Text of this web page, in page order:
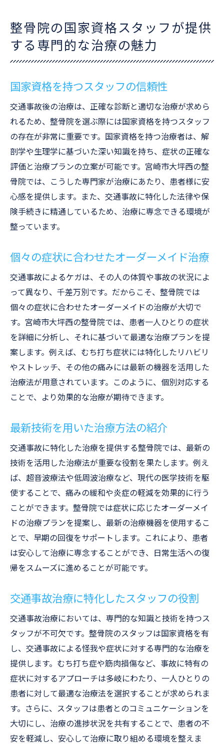
整骨院の国家資格スタッフが提供
する専門的な治療の魅力
国家資格を持つスタッフの信頼性
交通事故後の治療は、正確な診断と適切な治療が求めら
れるため、整骨院を選ぶ際には国家資格を持つスタッフ
の存在が非常に重要です。国家資格を持つ治療者は、解
剖学や生理学に基づいた深い知識を持ち、症状の正確な
評価と治療プランの立案が可能です。宮崎市大坪西の整
骨院では、こうした専門家が治療にあたり、患者様に安
心感を提供します。また、交通事故に特化した法律や保
険手続きに精通しているため、治療に専念できる環境が
整っています。
個々の症状に合わせたオーダーメイド治療
交通事故によるケガは、その人の体質や事故の状況によ
って異なり、千差万別です。だからこそ、整骨院では
個々の症状に合わせたオーダーメイドの治療が大切で
す。宮崎市大坪西の整骨院では、患者一人ひとりの症状
を詳細に分析し、それに基づいて最適な治療プランを提
案します。例えば、むち打ち症状には特化したリハビリ
やストレッチ、その他の痛みには最新の機器を活用した
治療法が用意されています。このように、個別対応する
ことで、より効果的な治療が期待できます。
最新技術を用いた治療方法の紹介
交通事故に特化した治療を提供する整骨院では、最新の
技術を活用した治療法が重要な役割を果たします。例え
ば、超音波療法や低周波治療など、現代の医学技術を駆
使することで、痛みの緩和や炎症の軽減を効果的に行う
ことができます。整骨院では症状に応じたオーダーメイ
ドの治療プランを提案し、最新の治療機器を使用するこ
とで、早期の回復をサポートします。これにより、患者
は安心して治療に専念することができ、日常生活への復
帰をスムーズに進めることが可能です。
交通事故治療に特化したスタッフの役割
交通事故治療においては、専門的な知識と技術を持つス
タッフが不可欠です。整骨院のスタッフは国家資格を有
し、交通事故による怪我や症状に対する専門的な治療を
提供します。むち打ち症や筋肉損傷など、事故に特有の
症状に対するアプローチは多岐にわたり、一人ひとりの
患者に対して最適な治療法を選択することが求められま
す。さらに、スタッフは患者とのコミュニケーションを
大切にし、治療の進捗状況を共有することで、患者の不
安を軽減し、安心して治療に取り組める環境を整えま